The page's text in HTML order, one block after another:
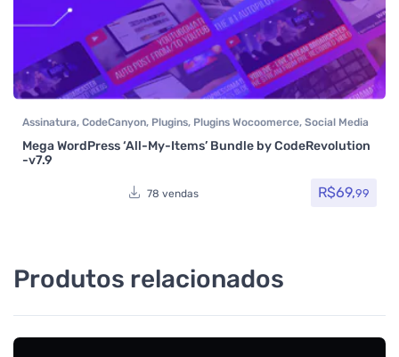
Assinatura, CodeCanyon, Plugins, Plugins Wocoomerce, Social Media
Plugins, Woocommerce
Mega WordPress ‘All-My-Items’ Bundle by CodeRevolution
-v7.9
78 vendas R$69,99
Produtos relacionados